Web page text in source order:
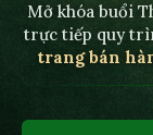
Mở khóa buổi
trực tiếp quy
trang bán